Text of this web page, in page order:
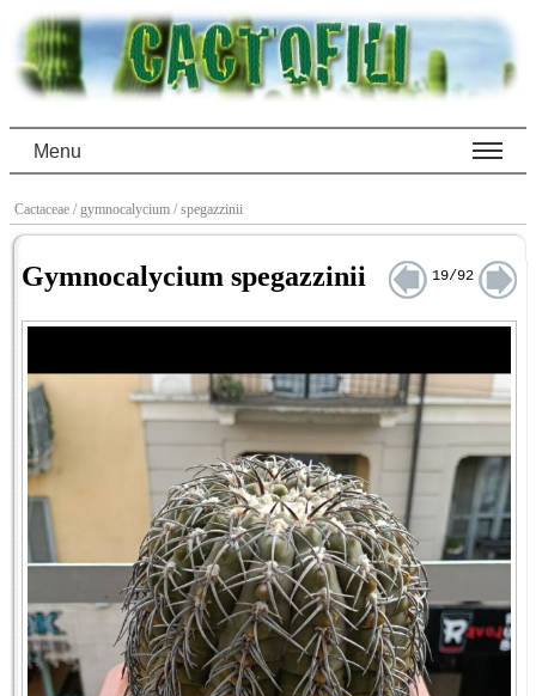
Menu
Cactaceae / gymnocalycium / spegazzinii
Gymnocalycium spegazzinii 19/92